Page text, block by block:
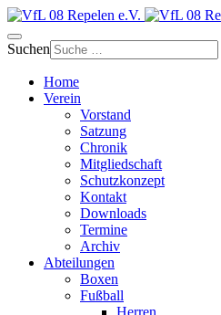
Suchen
Home
Verein
Vorstand
Satzung
Chronik
Mitgliedschaft
Schutzkonzept
Kontakt
Downloads
Termine
Archiv
Abteilungen
Boxen
Fußball
Herren